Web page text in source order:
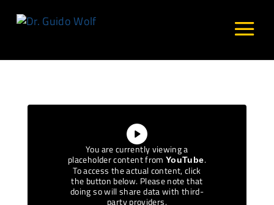
You are currently viewing a
placeholder content fromYouTube.
To access the actual content, click
the button below. Please note that
doing so will share data with third-
party providers.